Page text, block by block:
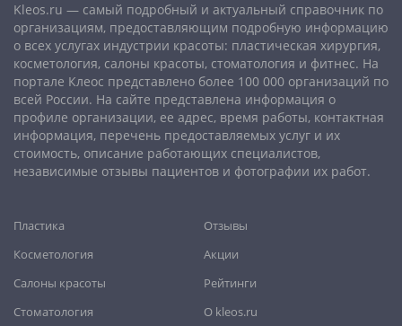
Краснодар ,Красноярск,Курган ,Курск,Липецк,
Магнитогорск, Махачкала,Мурманск,Набережные Челны,
Нальчик,Нижневартовск ,Нижний Новгород,Нижний Тагил
Новокузнецк,Новороссийск,Новосибирск,Новочеркасск,
Норильск,Омск, Орёл, Оренбург,Орск,Пенза,Пермь
Петрозаводск,Петропавловск-Камчатский,Псков,Ростов-
на-Дону,Рыбинск,Рязань,Самара,Саранск,Саратов
Севастополь,Северодвинск,Симферополь,Смоленск ,Сочи
Старый Оскол Стерлитамак , Сургут
Улан-Удэ
Хабаровск,
Челябинск,Череповец Шахты
Kleos.ru — самый подробный и актуальный справочник по
организациям, предоставляющим подробную информацию
о всех услугах индустрии красоты: пластическая хирургия,
косметология, салоны красоты, стоматология и фитнес. На
портале Клеос представлено более 100 000 организаций по
всей России. На сайте представлена информация о
профиле организации, ее адрес, время работы, контактная
информация, перечень предоставляемых услуг и их
стоимость, описание работающих специалистов,
независимые отзывы пациентов и фотографии их работ.
Пластика
Косметология
Салоны красоты
Стоматология
Отзывы
Акции
Рейтинги
О kleos.ru